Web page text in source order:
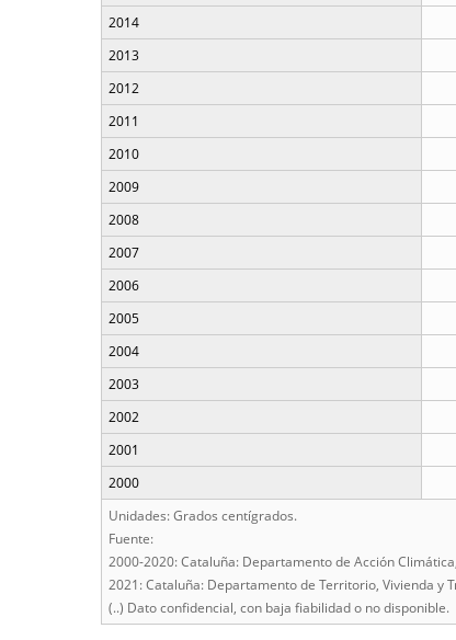
2014
2013
2012
2011
2010
2009
2008
2007
2006
2005
2004
2003
2002
2001
2000
Unidades: Grados centígrados.
Fuente:
2000-2020: Cataluña: Departamento de Acción
2021: Cataluña: Departamento de Territorio, Vivienda y
(..) Dato confidencial, con baja fiabilidad o no disponible.